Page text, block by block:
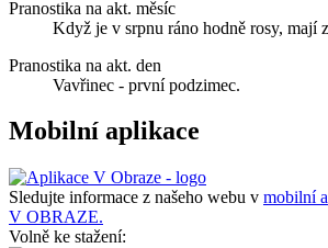
Pranostika na akt. měsíc
Když je v srpnu ráno hodně rosy, mají
Pranostika na akt. den
Vavřinec - první podzimec.
Mobilní aplikace
Sledujte informace z našeho webu v mobilní
V OBRAZE.
Volně ke stažení: